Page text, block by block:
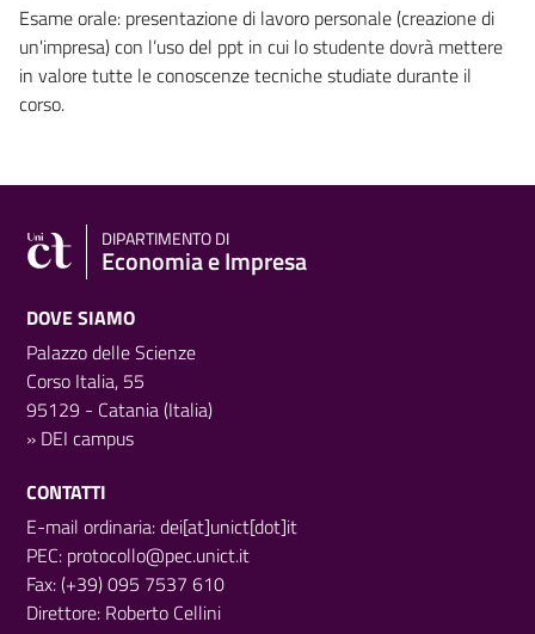
Esame orale: presentazione di lavoro personale (creazione di
un'impresa) con l’uso del ppt in cui lo studente dovrà mettere
in valore tutte le conoscenze tecniche studiate durante il
corso.
DIPARTIMENTO DI
Economia e Impresa
DOVE SIAMO
Palazzo delle Scienze
Corso Italia, 55
95129 - Catania (Italia)
» DEI campus
CONTATTI
E-mail ordinaria: dei[at]unict[dot]it
PEC: protocollo@pec.unict.it
Fax: (+39) 095 7537 610
Direttore: Roberto Cellini